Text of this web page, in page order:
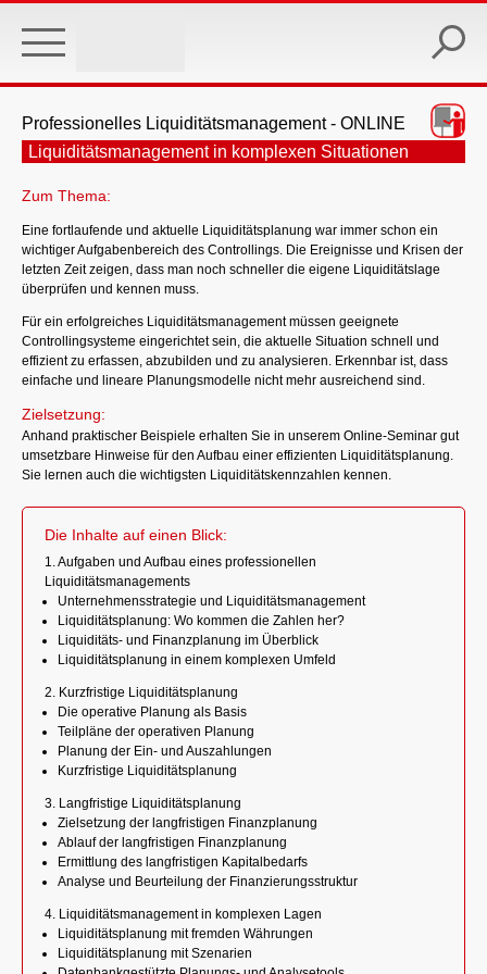
main
Professionelles Liquiditätsmanagement - ONLINE
Liquiditätsmanagement in komplexen Situationen
Zum Thema:
Eine fortlaufende und aktuelle Liquiditätsplanung war immer schon ein
wichtiger Aufgabenbereich des Controllings. Die Ereignisse und Krisen der
letzten Zeit zeigen, dass man noch schneller die eigene Liquiditätslage
überprüfen und kennen muss.
Für ein erfolgreiches Liquiditätsmanagement müssen geeignete
Controllingsysteme eingerichtet sein, die aktuelle Situation schnell und
effizient zu erfassen, abzubilden und zu analysieren. Erkennbar ist, dass
einfache und lineare Planungsmodelle nicht mehr ausreichend sind.
Zielsetzung:
Anhand praktischer Beispiele erhalten Sie in unserem Online-Seminar gut
umsetzbare Hinweise für den Aufbau einer effizienten Liquiditätsplanung.
Sie lernen auch die wichtigsten Liquiditätskennzahlen kennen.
Die Inhalte auf einen Blick:
1. Aufgaben und Aufbau eines professionellen
Liquiditätsmanagements
Unternehmensstrategie und Liquiditätsmanagement
Liquiditätsplanung: Wo kommen die Zahlen her?
Liquiditäts- und Finanzplanung im Überblick
Liquiditätsplanung in einem komplexen Umfeld
2. Kurzfristige Liquiditätsplanung
Die operative Planung als Basis
Teilpläne der operativen Planung
Planung der Ein- und Auszahlungen
Kurzfristige Liquiditätsplanung
3. Langfristige Liquiditätsplanung
Zielsetzung der langfristigen Finanzplanung
Ablauf der langfristigen Finanzplanung
Ermittlung des langfristigen Kapitalbedarfs
Analyse und Beurteilung der Finanzierungsstruktur
4. Liquiditätsmanagement in komplexen Lagen
Liquiditätsplanung mit fremden Währungen
Liquiditätsplanung mit Szenarien